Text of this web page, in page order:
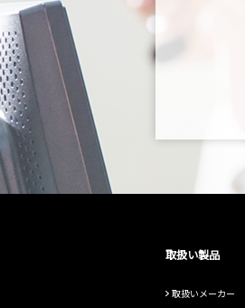
取扱い製品
取扱いメーカー